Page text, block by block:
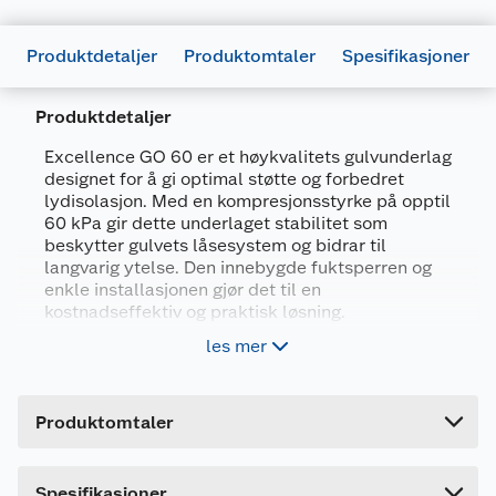
Produktdetaljer Produktomtaler Spesifikasjoner
Produktdetaljer
Excellence GO 60 er et høykvalitets gulvunderlag
designet for å gi optimal støtte og forbedret
lydisolasjon. Med en kompresjonsstyrke på opptil
60 kPa gir dette underlaget stabilitet som
beskytter gulvets låsesystem og bidrar til
langvarig ytelse. Den innebygde fuktsperren og
enkle installasjonen gjør det til en
kostnadseffektiv og praktisk løsning.
Demper trinnlyd med opptil 19 dB
Innebygd fuktsperre
les mer
Produktomtaler
Generelt
Artikkelnummer
5414404293978
Leverandørens artikkelnummer
63003703
Størrelse
Lengde